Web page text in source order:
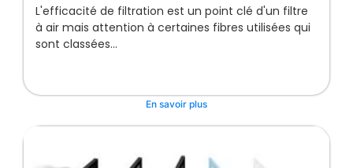
L'efficacité de filtration est un point clé d'un filtre
à air mais attention à certaines fibres utilisées qui
sont classées...
En savoir plus